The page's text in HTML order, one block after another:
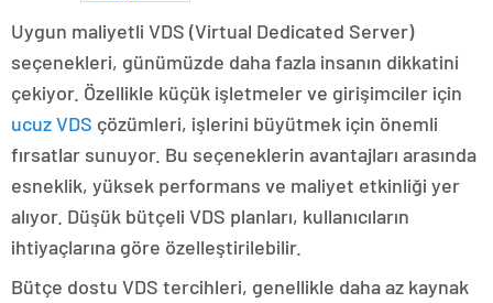
Uygun maliyetli VDS (Virtual Dedicated Server)
seçenekleri, günümüzde daha fazla insanın dikkatini
çekiyor. Özellikle küçük işletmeler ve girişimciler için
ucuz VDS çözümleri, işlerini büyütmek için önemli
fırsatlar sunuyor. Bu seçeneklerin avantajları arasında
esneklik, yüksek performans ve maliyet etkinliği yer
alıyor. Düşük bütçeli VDS planları, kullanıcıların
ihtiyaçlarına göre özelleştirilebilir.
Bütçe dostu VDS tercihleri, genellikle daha az kaynak